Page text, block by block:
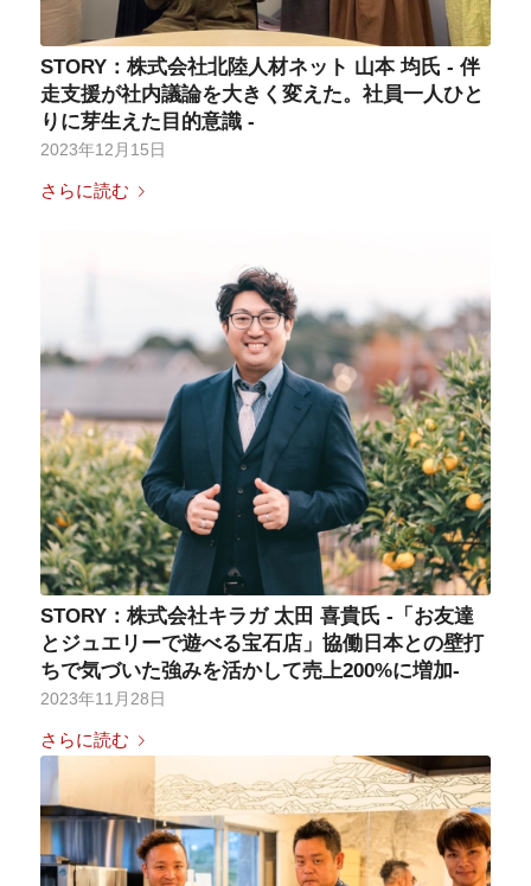
STORY：株式会社北陸人材ネット 山本 均氏 - 伴
走支援が社内議論を大きく変えた。社員一人ひと
りに芽生えた目的意識 -
2023年12月15日
さらに読む
STORY：株式会社キラガ 太田 喜貴氏 -「お友達
とジュエリーで遊べる宝石店」協働日本との壁打
ちで気づいた強みを活かして売上200%に増加-
2023年11月28日
さらに読む